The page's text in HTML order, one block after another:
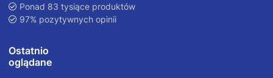
Ponad 83 tysiące produktów
97% pozytywnych opinii
Ostatnio
oglądane